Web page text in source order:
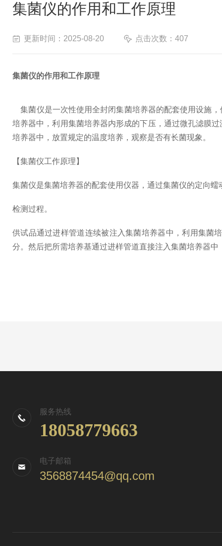
集菌仪的作用和工作原理
更新时间：2025-08-20 点击次数：407
集菌仪的作用和工作原理
集菌仪是一次性使用全封闭集菌培养器的配套使用设施
培养器中，利用集菌培养器内形成的下压，通过微孔滤膜
培养器中，放置规定的温度培养，观察是否有长菌现象。
【集菌仪工作原理】
集菌仪是集菌培养器的配套使用仪器，通过集菌仪的定向
检测过程。
供试品通过进样管道连续被注入集菌培养器中，利用集菌
分。然后把所需培养基通过进样管道直接注入集菌培养器
服务热线
18058779663
电子邮箱
3568874454@qq.com